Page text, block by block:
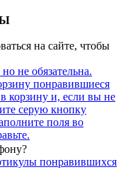
на сайте, чтобы
не обязательна.
понравившиеся
корзину и, если вы не
серую кнопку
поля во
понравившихся